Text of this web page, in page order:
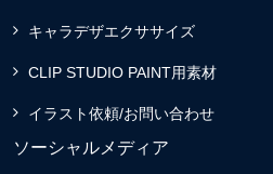
キャラデザエクササイズ
CLIP STUDIO PAINT用素材
イラスト依頼/お問い合わせ
ソーシャルメディア